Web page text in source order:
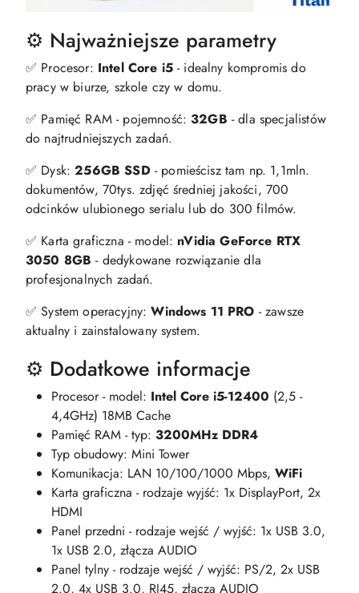
⚙️ Najważniejsze parametry
✅ Procesor: Intel Core i5 - idealny kompromis do
pracy w biurze, szkole czy w domu.
✅ Pamięć RAM - pojemność:32GB - dla specjalistów
do najtrudniejszych zadań.
✅ Dysk:256GB SSD- pomieścisz tam np. 1,1mln.
dokumentów, 70tys. zdjęć średniej jakości, 700
odcinków ulubionego serialu lub do 300 filmów.
✅ Karta graficzna - model: nVidia GeForce RTX
3050 8GB- dedykowane rozwiązanie dla
profesjonalnych zadań.
✅ System operacyjny:Windows 11 PRO - zawsze
aktualny i zainstalowany system.
⚙️ Dodatkowe informacje
Procesor - model: Intel Core i5-12400 (2,5 -
4,4GHz) 18MB Cache
Pamięć RAM - typ: 3200MHz DDR4
Typ obudowy: Mini Tower
Komunikacja: LAN 10/100/1000 Mbps, WiFi
Karta graficzna - rodzaje wyjść: 1x DisplayPort, 2x
HDMI
Panel przedni - rodzaje wejść / wyjść: 1x USB 3.0,
1x USB 2.0, złącza AUDIO
Panel tylny - rodzaje wejść / wyjść: PS/2, 2x USB
2.0, 4x USB 3.0, RJ45, złącza AUDIO